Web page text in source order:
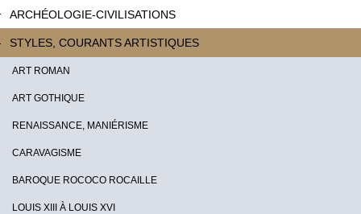
ARCHÉOLOGIE-CIVILISATIONS
STYLES, COURANTS ARTISTIQUES
ART ROMAN
ART GOTHIQUE
RENAISSANCE, MANIÉRISME
CARAVAGISME
BAROQUE ROCOCO ROCAILLE
LOUIS XIII À LOUIS XVI